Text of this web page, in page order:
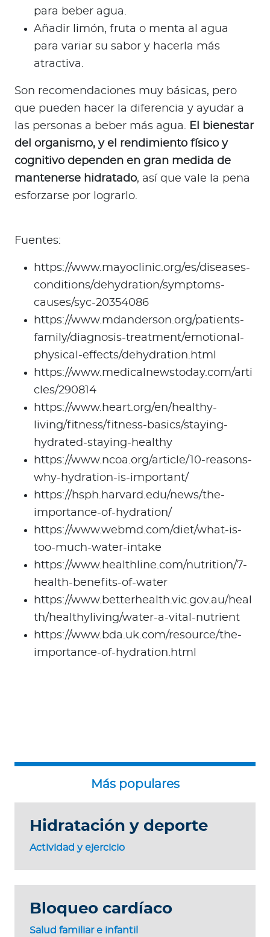
para beber agua.
Añadir limón, fruta o menta al agua
para variar su sabor y hacerla más
atractiva.
Son recomendaciones muy básicas, pero
que pueden hacer la diferencia y ayudar a
las personas a beber más agua. El bienestar
del organismo, y el rendimiento físico y
cognitivo dependen en gran medida de
mantenerse hidratado, así que vale la pena
esforzarse por lograrlo.
Fuentes:
https://www.mayoclinic.org/es/diseases-
conditions/dehydration/symptoms-
causes/syc-20354086
https://www.mdanderson.org/patients-
family/diagnosis-treatment/emotional-
physical-effects/dehydration.html
https://www.medicalnewstoday.com/arti
cles/290814
https://www.heart.org/en/healthy-
living/fitness/fitness-basics/staying-
hydrated-staying-healthy
https://www.ncoa.org/article/10-reasons-
why-hydration-is-important/
https://hsph.harvard.edu/news/the-
importance-of-hydration/
https://www.webmd.com/diet/what-is-
too-much-water-intake
https://www.healthline.com/nutrition/7-
health-benefits-of-water
https://www.betterhealth.vic.gov.au/heal
th/healthyliving/water-a-vital-nutrient
https://www.bda.uk.com/resource/the-
importance-of-hydration.html
Actividad y ejercicio
Hidratación y deporte
Salud familiar e infantil
Bloqueo cardíaco